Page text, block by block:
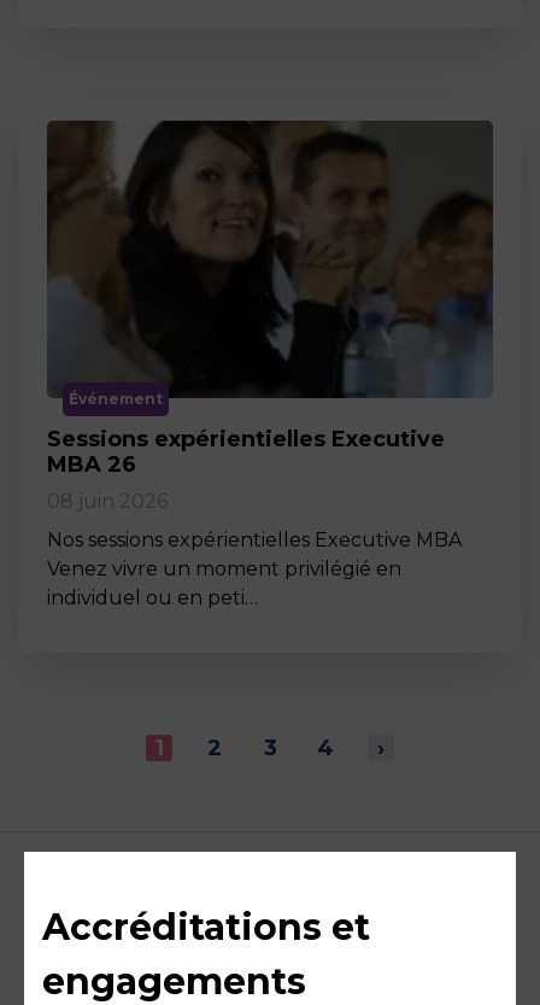
Événement
Sessions expérientielles Executive
MBA 26
08 juin 2026
Nos sessions expérientielles Executive MBA
Venez vivre un moment privilégié en
individuel ou en peti…
1 2 3 4 ›
Accréditations et
engagements